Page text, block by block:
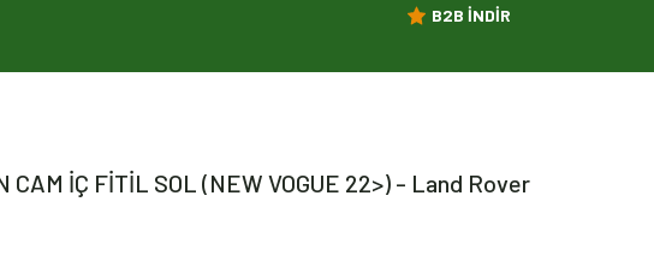
B2B İNDİR
CAM İÇ FİTİL SOL (NEW VOGUE 22>) - Land Rover